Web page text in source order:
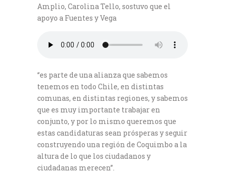
Amplio, Carolina Tello, sostuvo que el
apoyo a Fuentes y Vega
“es parte de una alianza que sabemos
tenemos en todo Chile, en distintas
comunas, en distintas regiones, y sabemos
que es muy importante trabajar en
conjunto, y por lo mismo queremos que
estas candidaturas sean prósperas y seguir
construyendo una región de Coquimbo a la
altura de lo que los ciudadanos y
ciudadanas merecen”.